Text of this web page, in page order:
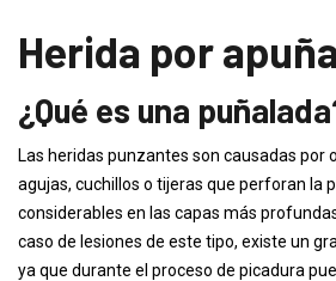
Herida por
¿Qué es una
Las heridas punzantes son causadas por
agujas, cuchillos o tijeras que perforan la
considerables en las capas más
caso de lesiones de este tipo, existe un
ya que durante el proceso de picadura